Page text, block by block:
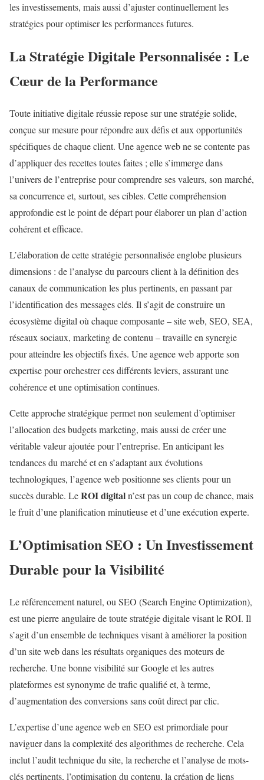
les investissements, mais aussi d’ajuster continuellement les
stratégies pour optimiser les performances futures.
La Stratégie Digitale Personnalisée : Le
Cœur de la Performance
Toute initiative digitale réussie repose sur une stratégie solide,
conçue sur mesure pour répondre aux défis et aux opportunités
spécifiques de chaque client. Une agence web ne se contente pas
d’appliquer des recettes toutes faites ; elle s’immerge dans
l’univers de l’entreprise pour comprendre ses valeurs, son marché,
sa concurrence et, surtout, ses cibles. Cette compréhension
approfondie est le point de départ pour élaborer un plan d’action
cohérent et efficace.
L’élaboration de cette stratégie personnalisée englobe plusieurs
dimensions : de l’analyse du parcours client à la définition des
canaux de communication les plus pertinents, en passant par
l’identification des messages clés. Il s’agit de construire un
écosystème digital où chaque composante – site web, SEO, SEA,
réseaux sociaux, marketing de contenu – travaille en synergie
pour atteindre les objectifs fixés. Une agence web apporte son
expertise pour orchestrer ces différents leviers, assurant une
cohérence et une optimisation continues.
Cette approche stratégique permet non seulement d’optimiser
l’allocation des budgets marketing, mais aussi de créer une
véritable valeur ajoutée pour l’entreprise. En anticipant les
tendances du marché et en s’adaptant aux évolutions
technologiques, l’agence web positionne ses clients pour un
succès durable. LeROI digitaln’est pas un coup de chance, mais
le fruit d’une planification minutieuse et d’une exécution experte.
L’Optimisation SEO : Un Investissement
Durable pour la Visibilité
Le référencement naturel, ou SEO (Search Engine Optimization),
est une pierre angulaire de toute stratégie digitale visant le ROI. Il
s’agit d’un ensemble de techniques visant à améliorer la position
d’un site web dans les résultats organiques des moteurs de
recherche. Une bonne visibilité sur Google et les autres
plateformes est synonyme de trafic qualifié et, à terme,
d’augmentation des conversions sans coût direct par clic.
L’expertise d’une agence web en SEO est primordiale pour
naviguer dans la complexité des algorithmes de recherche. Cela
inclut l’audit technique du site, la recherche et l’analyse de mots-
clés pertinents, l’optimisation du contenu, la création de liens